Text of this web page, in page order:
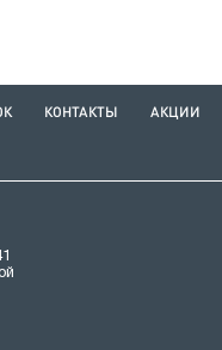
КОНТАКТЫ АКЦИИ